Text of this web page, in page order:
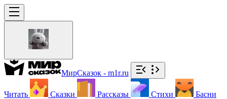
МирСказок - m1r.ru
Читать Сказки Рассказы Стихи Басни